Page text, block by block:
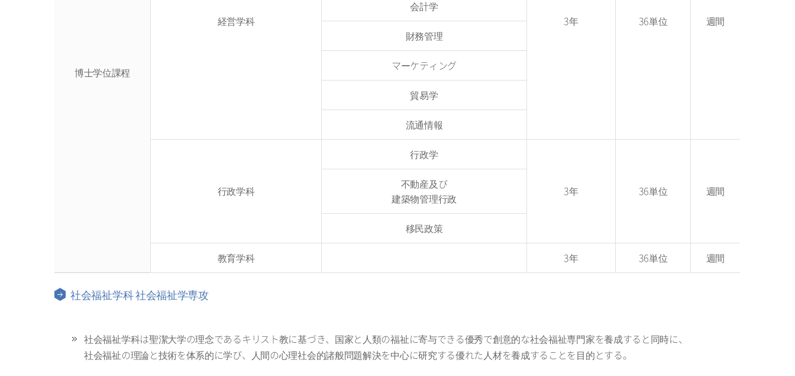
博士学位課程
経営学科 3年 36単位 週間
会計学
財務管理
マーケティング
貿易学
流通情報
行政学科
行政学
3年 36単位 週間
不動産及び
建築物管理行政
移民政策
教育学科 3年 36単位 週間
社会福祉学科 社会福祉学専攻
社会福祉学科は聖潔大学の理念であるキリスト教に基づき、国家と人類の福祉に寄与できる優秀で創意的な社会福祉専門家を養成すると同時に、
社会福祉の理論と技術を体系的に学び、人間の心理社会的諸般問題解決を中心に研究する優れた人材を養成することを目的とする。